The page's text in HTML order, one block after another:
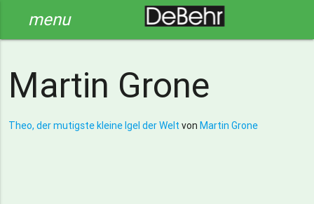
menu
Martin Grone
Theo, der mutigste kleine Igel der Welt von Martin Grone